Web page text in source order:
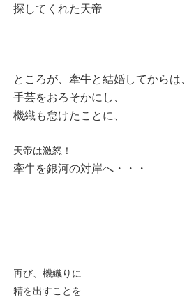
探してくれた天帝
ところが、牽牛と結婚してからは、
手芸をおろそかにし、
機織も怠けたことに、
天帝は激怒！
牽牛を銀河の対岸へ・・・
再び、機織りに
精を出すことを